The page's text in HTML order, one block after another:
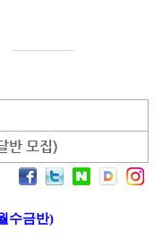
반 모집)
수금반)